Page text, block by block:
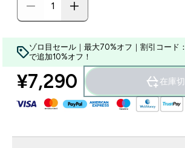
ゾロ目セール｜最大70%オフ｜割引コード
で追加10%オフ！
¥7,290‎ 在庫